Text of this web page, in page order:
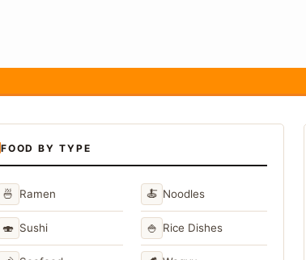
FOOD BY TYPE
🍜 Ramen 🍝 Noodles
🍣 Sushi 🍚 Rice Dishes